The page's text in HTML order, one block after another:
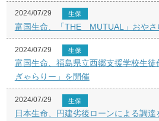
2024/07/29 生保
富国生命、「THE MUTUAL」おやさ
2024/07/29 生保
富国生命、福島県立西郷支援学校生徒
ぎゃらりー」を開催
2024/07/29 生保
日本生命、円建劣後ローンによる調達